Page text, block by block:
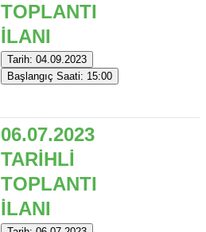
TOPLANTI
İLANI
Tarih: 04.09.2023
Başlangıç Saati: 15:00
06.07.2023
TARİHLİ
TOPLANTI
İLANI